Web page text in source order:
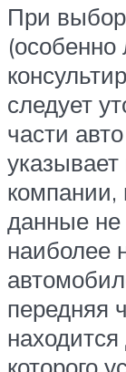
При
(особенно
следует
части
указывает
компании,
данные не
наиболее
передняя
находится